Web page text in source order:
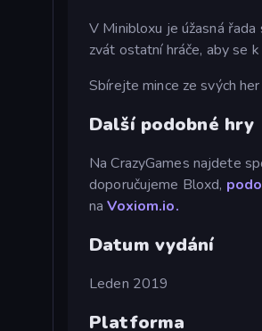
V Minibloxu je úžasná
zvát ostatní hráče, aby se
Sbírejte mince ze svých
Další podobné hry
Na CrazyGames najdete
doporučujeme Bloxd,
naVoxiom.io.
Datum vydání
Leden 2019
Platforma